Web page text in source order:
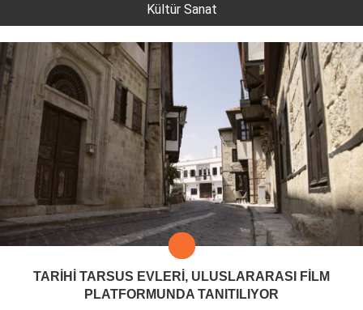
Kültür Sanat
TARİHİ TARSUS EVLERİ, ULUSLARARASI FİLM
PLATFORMUNDA TANITILIYOR